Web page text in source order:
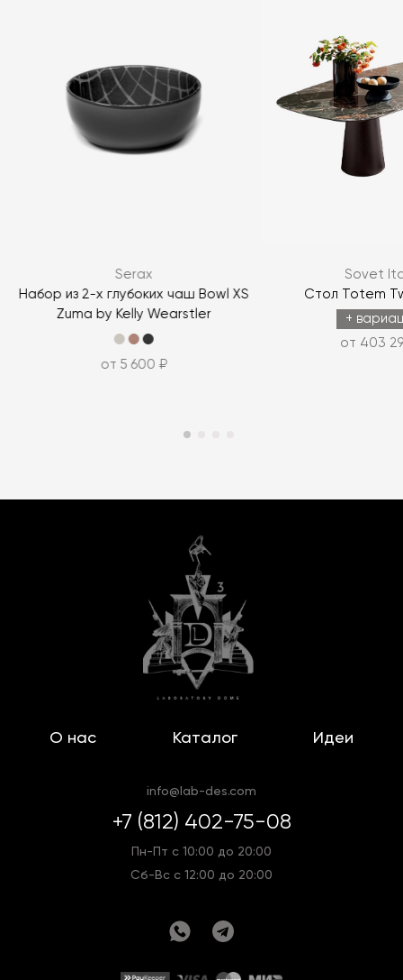
Serax
Набор из 2-х глубоких чаш Bowl XS
Zuma by Kelly Wearstler
от 5 600 ₽
Sovet
Стол Totem
+
от 403
О нас Каталог Идеи
info@lab-des.com
+7 (812) 402-75-08
Пн-Пт с 10:00 до 20:00
Сб-Вс с 12:00 до 20:00